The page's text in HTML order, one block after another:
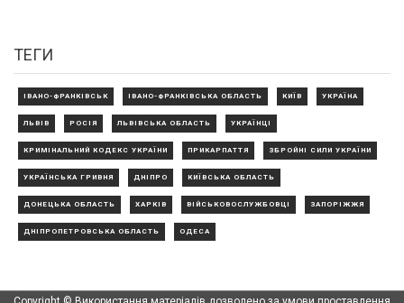
ТЕГИ
ІВАНО-ФРАНКІВСЬК ІВАНО-ФРАНКІВСЬКА ОБЛАСТЬ КИЇВ УКРАЇНА
ЛЬВІВ РОСІЯ ЛЬВІВСЬКА ОБЛАСТЬ УКРАЇНЦІ
КРИМІНАЛЬНИЙ КОДЕКС УКРАЇНИ ПРИКАРПАТТЯ ЗБРОЙНІ СИЛИ УКРАЇНИ
УКРАЇНСЬКА ГРИВНЯ ДНІПРО КИЇВСЬКА ОБЛАСТЬ
ДОНЕЦЬКА ОБЛАСТЬ ХАРКІВ ВІЙСЬКОВОСЛУЖБОВЦІ ЗАПОРІЖЖЯ
ДНІПРОПЕТРОВСЬКА ОБЛАСТЬ ОДЕСА